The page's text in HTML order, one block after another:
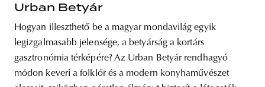
Urban Betyár
Hogyan illeszthető be a magyar mondavilág egyik
legizgalmasabb jelensége, a betyárság a kortárs
gasztronómia térképére? Az Urban Betyár rendhagyó
módon keveri a folklór és a modern konyhaművészet